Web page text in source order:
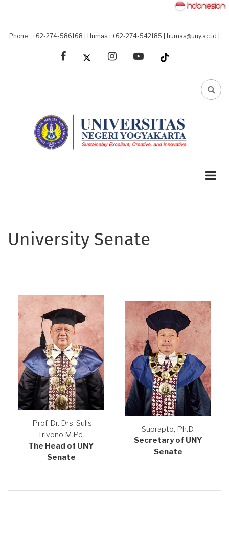
Phone : +62-274-586168 Humas : +62-274-542185 humas@uny.ac.id
facebook linkedinyoutube
FA-
University Senate
Prof. Dr. Drs. Sulis
Triyono M.Pd.
The Head of UNY
Senate
Suprapto, Ph.D.
Secretary of UNY
Senate